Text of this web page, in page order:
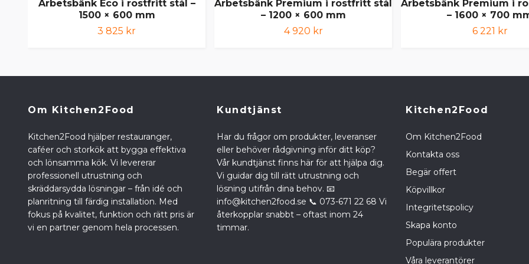
Arbetsbänk Eco i rostfritt stål –
1500 × 600 mm
3 825 kr
Arbetsbänk Premium i rostfritt stål
– 1200 × 600 mm
4 920 kr
Arbetsbänk Premium i
– 1600 × 700
6 221 kr
Om Kitchen2Food
Kitchen2Food hjälper restauranger,
caféer och storkök att bygga effektiva
och lönsamma kök. Vi levererar
professionell utrustning och
skräddarsydda lösningar – från idé och
planritning till färdig installation. Med
fokus på kvalitet, funktion och rätt pris är
vi en partner genom hela processen.
Kundtjänst
Har du frågor om produkter, leveranser
eller behöver rådgivning inför ditt köp?
Vår kundtjänst finns här för att hjälpa dig.
Vi guidar dig till rätt utrustning och
lösning utifrån dina behov. 📧
info@kitchen2food.se 📞 073-671 22 68 Vi
återkopplar snabbt – oftast inom 24
timmar.
Kitchen2Food
Om Kitchen2Food
Kontakta oss
Begär offert
Köpvillkor
Integritetspolicy
Skapa konto
Populära produkter
Våra leverantörer